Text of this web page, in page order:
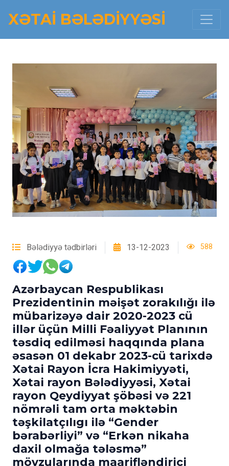
XƏTAI BƏLƏDIYYƏSI
Bələdiyyə tədbirləri 13-12-2023 588
Azərbaycan Respublikası
Prezidentinin məişət zorakılığı ilə
mübarizəyə dair 2020-2023 cü
illər üçün Milli Fəaliyyət Planının
təsdiq edilməsi haqqında plana
əsasən 01 dekabr 2023-cü tarixdə
Xətai Rayon İcra Hakimiyyəti,
Xətai rayon Bələdiyyəsi, Xətai
rayon Qeydiyyat şöbəsi və 221
nömrəli tam orta məktəbin
təşkilatçılıgı ilə “Gender
bərabərliyi” və “Erkən nikaha
daxil olmağa tələsmə”
mövzularında maarifləndirici